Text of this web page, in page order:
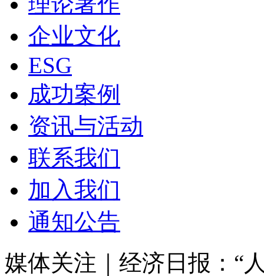
企业文化
ESG
成功案例
资讯与活动
联系我们
加入我们
通知公告
媒体关注｜经济日报